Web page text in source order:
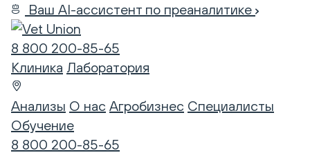
Ваш AI-ассистент по преаналитике
8 800 200-85-65
Клиника Лаборатория
Анализы О нас Агробизнес Специалисты
Обучение
8 800 200-85-65